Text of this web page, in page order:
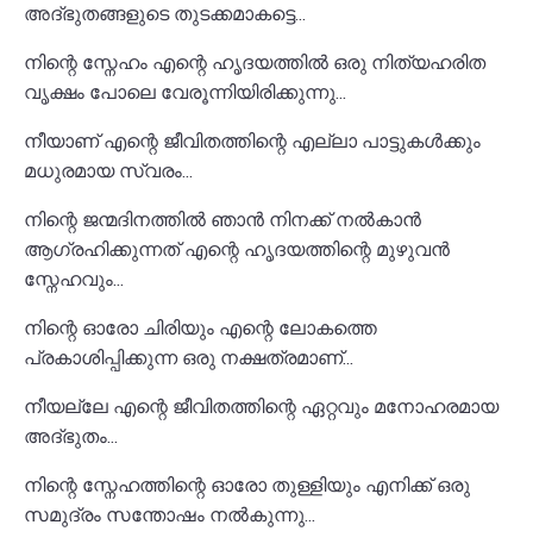
അദ്ഭുതങ്ങളുടെ തുടക്കമാകട്ടെ...
നിന്റെ സ്നേഹം എന്റെ ഹൃദയത്തിൽ ഒരു നിത്യഹരിത
വൃക്ഷം പോലെ വേരൂന്നിയിരിക്കുന്നു...
നീയാണ് എന്റെ ജീവിതത്തിന്റെ എല്ലാ പാട്ടുകൾക്കും
മധുരമായ സ്വരം...
നിന്റെ ജന്മദിനത്തിൽ ഞാൻ നിനക്ക് നൽകാൻ
ആഗ്രഹിക്കുന്നത് എന്റെ ഹൃദയത്തിന്റെ മുഴുവൻ
സ്നേഹവും...
നിന്റെ ഓരോ ചിരിയും എന്റെ ലോകത്തെ
പ്രകാശിപ്പിക്കുന്ന ഒരു നക്ഷത്രമാണ്...
നീയല്ലേ എന്റെ ജീവിതത്തിന്റെ ഏറ്റവും മനോഹരമായ
അദ്ഭുതം...
നിന്റെ സ്നേഹത്തിന്റെ ഓരോ തുള്ളിയും എനിക്ക് ഒരു
സമുദ്രം സന്തോഷം നൽകുന്നു...